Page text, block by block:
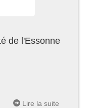
de l'Essonne
Lire la suite